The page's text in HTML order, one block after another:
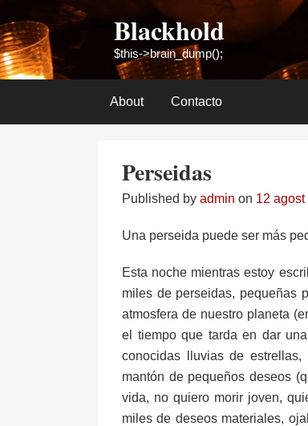
to
content
Blackhold
$this->brain_dump();
About Contacto
Perseidas
Published by admin on 12 agost
Una perseida puede ser más
Esta noche mientras estoy
miles de perseidas, pequeñas
atmosfera de nuestro planeta
el tiempo que tarda en dar
conocidas lluvias de
mantón de pequeños deseos
vida, no quiero morir joven,
miles de deseos materiales,